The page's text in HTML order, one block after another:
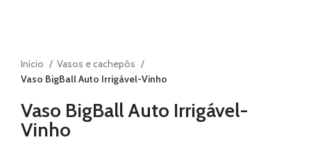
Início
Vasos e cachepôs
Vaso BigBall Auto Irrigável-Vinho
Vaso BigBall Auto Irrigável-
Vinho